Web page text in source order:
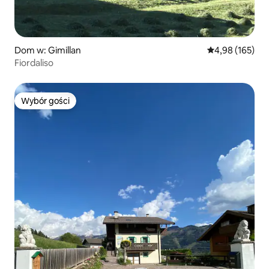
Dom w: Gimillan Średnia
4,98 (165)
Fiordaliso
Wybór gości
Wybór gości